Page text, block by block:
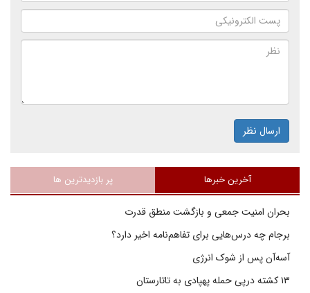
ارسال نظر
آخرین خبرها پر بازدیدترین ها
بحران امنیت جمعی و بازگشت منطق قدرت
برجام چه درس‌هایی برای تفاهم‌نامه اخیر دارد؟
آسه‌آن پس از شوک انرژی